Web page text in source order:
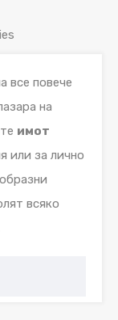
все повече
на
имот
или за лично
всяко